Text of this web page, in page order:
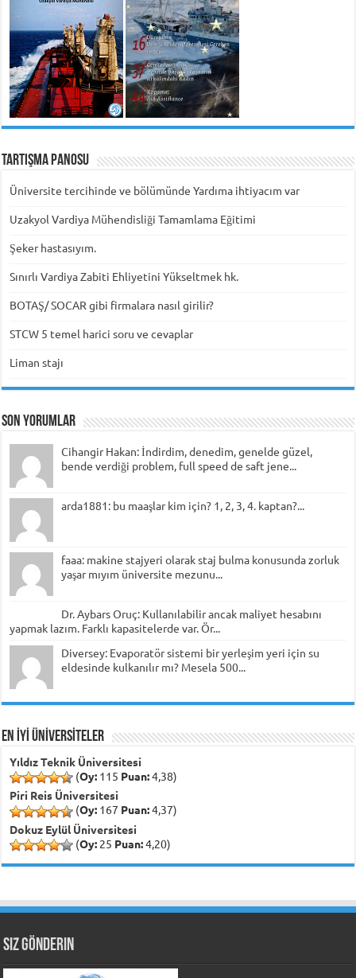
Tartışma Panosu
Üniversite tercihinde ve bölümünde Yardıma ihtiyacım var
Uzakyol Vardiya Mühendisliği Tamamlama Eğitimi
Şeker hastasıyım.
Sınırlı Vardiya Zabiti Ehliyetini Yükseltmek hk.
BOTAŞ/ SOCAR gibi firmalara nasıl girilir?
STCW 5 temel harici soru ve cevaplar
Liman stajı
Son Yorumlar
Cihangir Hakan: İndirdim, denedim, genelde güzel,
bende verdiği problem, full speed de saft jene...
arda1881: bu maaşlar kim için? 1, 2, 3, 4. kaptan?...
faaa: makine stajyeri olarak staj bulma konusunda zorluk
yaşar mıyım üniversite mezunu...
Dr. Aybars Oruç: Kullanılabilir ancak maliyet hesabını
yapmak lazım. Farklı kapasitelerde var. Ör...
Diversey: Evaporatör sistemi bir yerleşim yeri için su
eldesinde kulkanılır mı? Mesela 500...
EN İYİ ÜNİVERSİTELER
Yıldız Teknik Üniversitesi
(Oy: 115 Puan:4,38)
Piri Reis Üniversitesi
(Oy: 167 Puan:4,37)
Dokuz Eylül Üniversitesi
(Oy: 25 Puan:4,20)
Siz Gönderin